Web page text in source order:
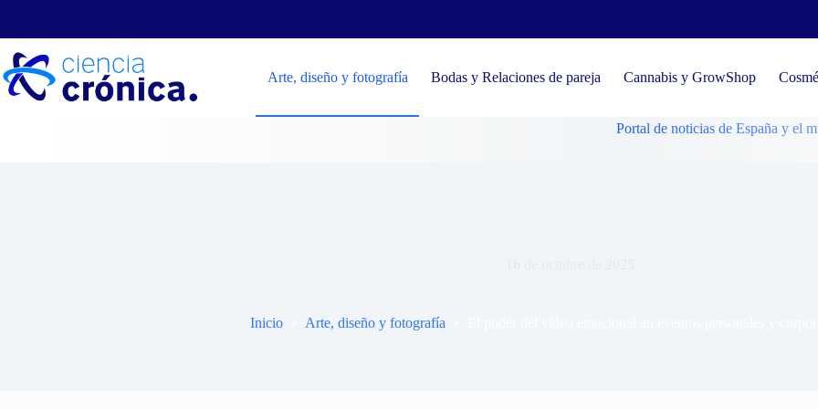
contenido
Arte, diseño y fotografía Bodas y Relaciones de pareja Cannabis y GrowShop
Portal de noticias de España y el mundo,
Inicio Arte, diseño y fotografía